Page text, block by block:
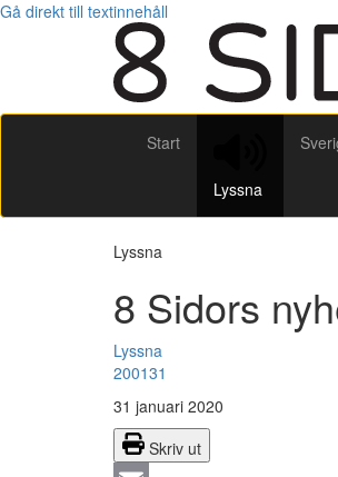
Gå direkt till textinnehåll
Start
Lyssna
Lyssna
8 Sidors
Lyssna
200131
31 januari 2020
Skriv ut